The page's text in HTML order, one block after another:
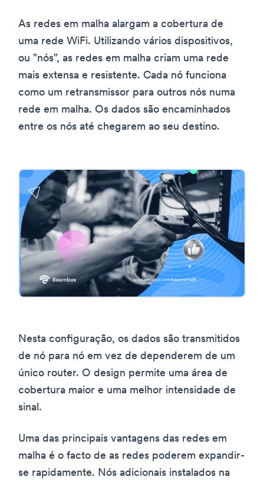
As redes em malha alargam a cobertura de
uma rede WiFi. Utilizando vários dispositivos,
ou "nós", as redes em malha criam uma rede
mais extensa e resistente. Cada nó funciona
como um retransmissor para outros nós numa
rede em malha. Os dados são encaminhados
entre os nós até chegarem ao seu destino.
Nesta configuração, os dados são transmitidos
de nó para nó em vez de dependerem de um
único router. O design permite uma área de
cobertura maior e uma melhor intensidade de
sinal.
Uma das principais vantagens das redes em
malha é o facto de as redes poderem expandir-
se rapidamente. Nós adicionais instalados na